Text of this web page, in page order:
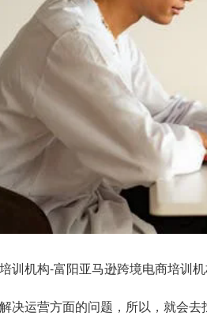
训机构-富阳亚马逊跨境电商培训机
决运营方面的问题，所以，就会